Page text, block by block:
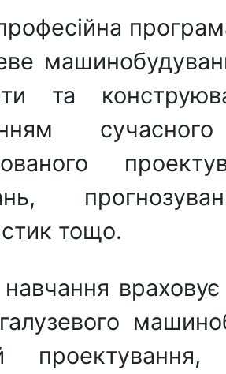
та
тощо.